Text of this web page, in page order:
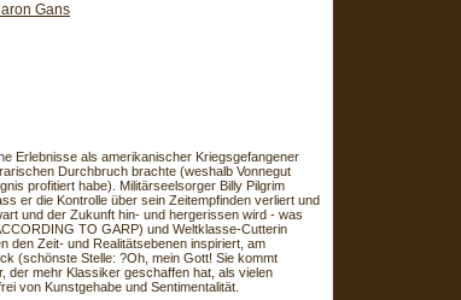
Gans
Erlebnisse als amerikanischer Kriegsgefangener
Durchbruch brachte (weshalb Vonnegut
profitiert habe). Militärseelsorger Billy Pilgrim
er die Kontrolle über sein Zeitempfinden verliert und
und der Zukunft hin- und hergerissen wird - was
TO GARP) und Weltklasse-Cutterin
den Zeit- und Realitätsebenen inspiriert, am
(schönste Stelle: ?Oh, mein Gott! Sie kommt
mehr Klassiker geschaffen hat, als vielen
von Kunstgehabe und Sentimentalität.